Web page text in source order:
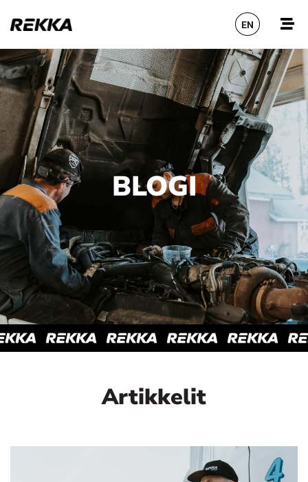
EN
BLOGI
Artikkelit